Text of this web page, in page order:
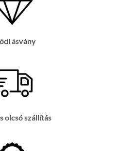
ásvány
olcsó szállítás